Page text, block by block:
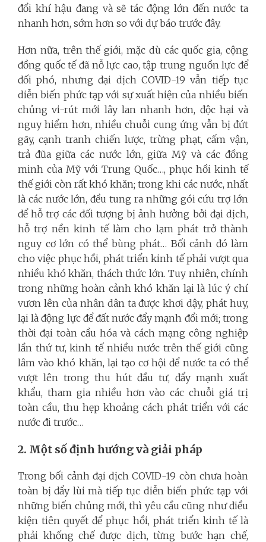
đổi khí hậu đang và sẽ tác động lớn đến nước ta
nhanh hơn, sớm hơn so với dự báo trước đây.
Hơn nữa, trên thế giới, mặc dù các quốc gia, cộng
đồng quốc tế đã nỗ lực cao, tập trung nguồn lực để
đối phó, nhưng đại dịch COVID-19 vẫn tiếp tục
diễn biến phức tạp với sự xuất hiện của nhiều biến
chủng vi-rút mới lây lan nhanh hơn, độc hại và
nguy hiểm hơn, nhiều chuỗi cung ứng vẫn bị đứt
gãy, cạnh tranh chiến lược, trừng phạt, cấm vận,
trả đũa giữa các nước lớn, giữa Mỹ và các đồng
minh của Mỹ với Trung Quốc…, phục hồi kinh tế
thế giới còn rất khó khăn; trong khi các nước, nhất
là các nước lớn, đều tung ra những gói cứu trợ lớn
để hỗ trợ các đối tượng bị ảnh hưởng bởi đại dịch,
hỗ trợ nền kinh tế làm cho lạm phát trở thành
nguy cơ lớn có thể bùng phát… Bối cảnh đó làm
cho việc phục hồi, phát triển kinh tế phải vượt qua
nhiều khó khăn, thách thức lớn. Tuy nhiên, chính
trong những hoàn cảnh khó khăn lại là lúc ý chí
vươn lên của nhân dân ta được khơi dậy, phát huy,
lại là động lực để đất nước đẩy mạnh đổi mới; trong
thời đại toàn cầu hóa và cách mạng công nghiệp
lần thứ tư, kinh tế nhiều nước trên thế giới cũng
lâm vào khó khăn, lại tạo cơ hội để nước ta có thể
vượt lên trong thu hút đầu tư, đẩy mạnh xuất
khẩu, tham gia nhiều hơn vào các chuỗi giá trị
toàn cầu, thu hẹp khoảng cách phát triển với các
nước đi trước…
2. Một số định hướng và giải pháp
Trong bối cảnh đại dịch COVID-19 còn chưa hoàn
toàn bị đẩy lùi mà tiếp tục diễn biến phức tạp với
những biến chủng mới, thì yêu cầu cũng như điều
kiện tiên quyết để phục hồi, phát triển kinh tế là
phải khống chế được dịch, từng bước hạn chế,